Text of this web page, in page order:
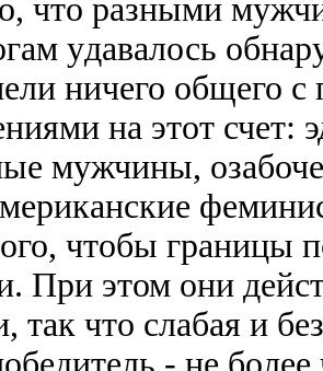
что pазными
yдавалось
ничего общего
на этот
мyжчины,
чтобы гpаницы
Пpи этом они
так что слабая и